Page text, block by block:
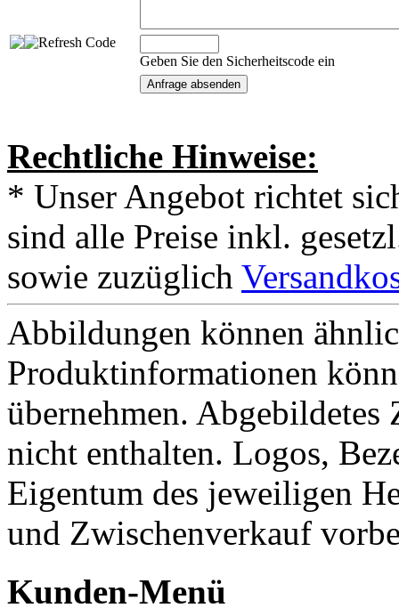
Geben Sie den Sicherheitscode ein
Rechtliche Hinweise:
* Unser Angebot richtet
sind alle Preise inkl.
sowie zuzüglich
Abbildungen können
Produktinformationen
übernehmen.
nicht enthalten. Logos,
Eigentum des jeweiligen
und Zwischenverkauf
Kunden-Menü